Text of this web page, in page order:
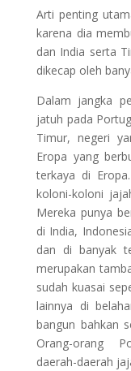
Arti penting
karena dia
dan India serta
dikecap oleh
Dalam jangka
jatuh pada
Timur, negeri
Eropa yang
terkaya di
koloni-koloni
Mereka punya
di India,
dan di banyak
merupakan
sudah kuasai
lainnya di
bangun bahkan
Orang-orang
daerah-daerah